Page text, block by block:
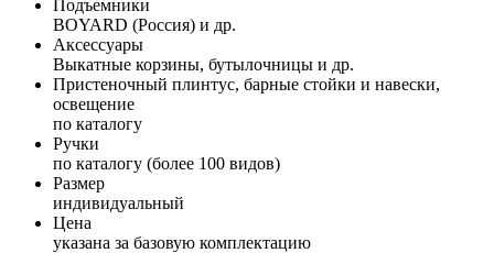
Подъемники
BOYARD (Россия) и др.
Аксессуары
Выкатные корзины, бутылочницы и др.
Пристеночный плинтус, барные стойки и навески,
освещение
по каталогу
Ручки
по каталогу (более 100 видов)
Размер
индивидуальный
Цена
указана за базовую комплектацию